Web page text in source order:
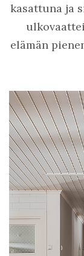
kasattuna ja
elämän